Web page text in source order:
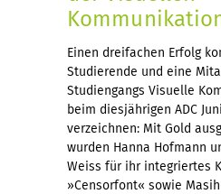
Einen dreifachen Erfolg
Studierende und eine
Studiengangs Visuelle
beim diesjährigen ADC
verzeichnen: Mit Gold
wurden Hanna Hofmann
Weiss für ihr integriertes
»Censorfont« sowie